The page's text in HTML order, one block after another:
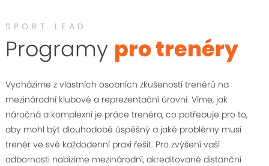
SPORT LEAD
Programy pro trenéry
Vycházíme z vlastních osobních zkušeností trenérů na
mezinárodní klubové a reprezentační úrovni. Víme, jak
náročná a komplexní je práce trenéra, co potřebuje pro to,
aby mohl být dlouhodobě úspěšný a jaké problémy musí
trenér ve své každodenní praxi řešit. Pro zvýšení vaší
odbornosti nabízíme mezinárodní, akreditované distanční